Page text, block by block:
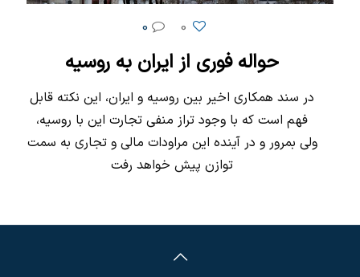
0
0
حواله فوری از ایران به روسیه
در سند همکاری اخیر بین روسیه و ایران، این نکته قابل
فهم است که با وجود تراز منفی تجارت این با روسیه،
ولی بمرور و در آینده این مراودات مالی و تجاری به سمت
توازن پیش خواهد رفت